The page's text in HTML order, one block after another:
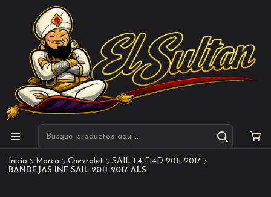
Inicio Marca Chevrolet
SAIL 1.4 F14D 2011-2017
BANDEJAS INF SAIL 2011-2017 ALS